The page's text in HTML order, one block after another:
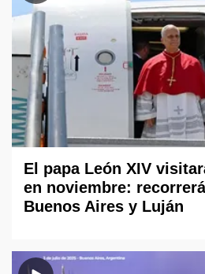
El papa León XIV
en noviembre:
Buenos Aires y Luján